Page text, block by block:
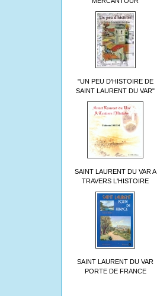
"UN PEU D'HISTOIRE DE
SAINT LAURENT DU VAR"
SAINT LAURENT DU VAR A
TRAVERS L'HISTOIRE
SAINT LAURENT DU VAR
PORTE DE FRANCE